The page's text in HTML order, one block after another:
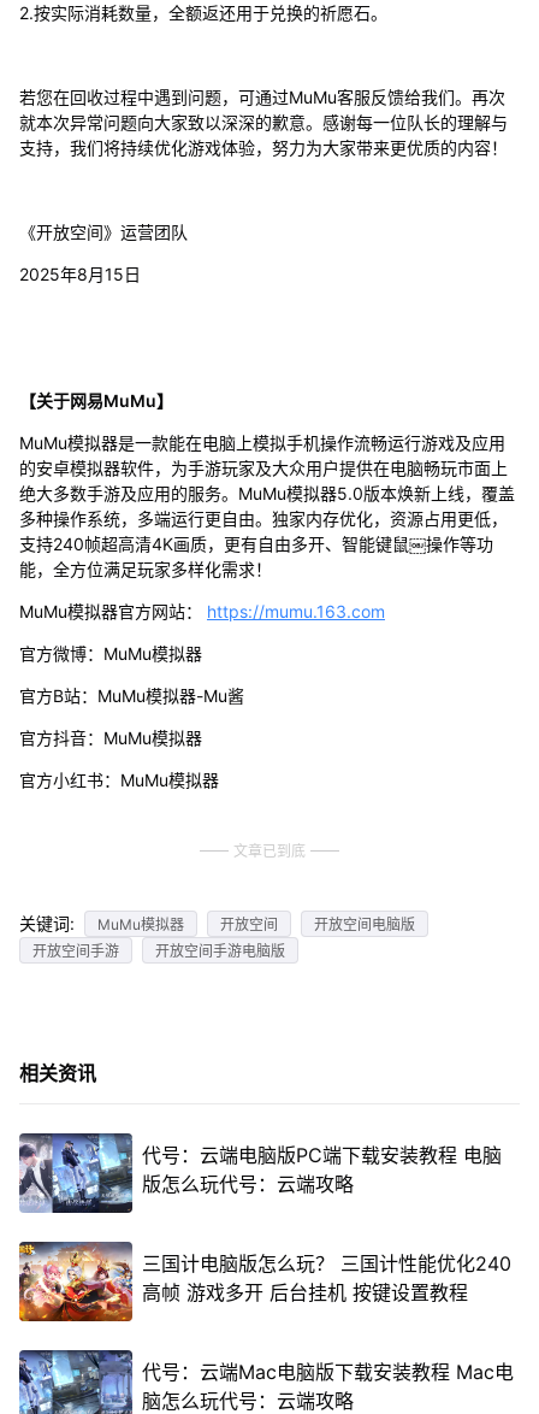
2.按实际消耗数量，全额返还用于兑换的祈愿石。
若您在回收过程中遇到问题，可通过MuMu客服反馈给我们。再次
就本次异常问题向大家致以深深的歉意。感谢每一位队长的理解与
支持，我们将持续优化游戏体验，努力为大家带来更优质的内容！
《开放空间》运营团队
2025年8月15日
【关于网易MuMu】
MuMu模拟器是一款能在电脑上模拟手机操作流畅运行游戏及应用
的安卓模拟器软件，为手游玩家及大众用户提供在电脑畅玩市面上
绝大多数手游及应用的服务。MuMu模拟器5.0版本焕新上线，覆盖
多种操作系统，多端运行更自由。独家内存优化，资源占用更低，
支持240帧超高清4K画质，更有自由多开、智能键鼠￼操作等功
能，全方位满足玩家多样化需求！
MuMu模拟器官方网站： https://mumu.163.com
官方微博：MuMu模拟器
官方B站：MuMu模拟器-Mu酱
官方抖音：MuMu模拟器
官方小红书：MuMu模拟器
文章已到底
关键词: MuMu模拟器 开放空间
开放空间电脑版
开放空间手游
开放空间手游电脑版
相关资讯
代号：云端电脑版PC端下载安装教程 电脑
版怎么玩代号：云端攻略
三国计电脑版怎么玩？ 三国计性能优化240
高帧 游戏多开 后台挂机 按键设置教程
代号：云端Mac电脑版下载安装教程 Mac电
脑怎么玩代号：云端攻略